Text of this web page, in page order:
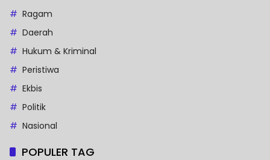
Ragam
Daerah
Hukum & Kriminal
Peristiwa
Ekbis
Politik
Nasional
POPULER TAG